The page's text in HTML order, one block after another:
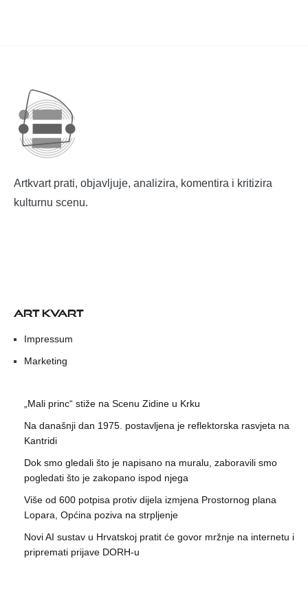
Artkvart prati, objavljuje, analizira, komentira i kritizira
kulturnu scenu.
ART KVART
Impressum
Marketing
„Mali princ“ stiže na Scenu Zidine u Krku
Na današnji dan 1975. postavljena je reflektorska rasvjeta na
Kantridi
Dok smo gledali što je napisano na muralu, zaboravili smo
pogledati što je zakopano ispod njega
Više od 600 potpisa protiv dijela izmjena Prostornog plana
Lopara, Općina poziva na strpljenje
Novi AI sustav u Hrvatskoj pratit će govor mržnje na internetu i
pripremati prijave DORH-u